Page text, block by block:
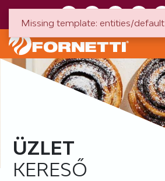
ÜZLET
KERESŐ
Missing template: entities/default